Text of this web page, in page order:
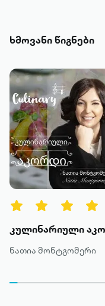
ხმოვანი წიგნები
ნათია მონტგომერი